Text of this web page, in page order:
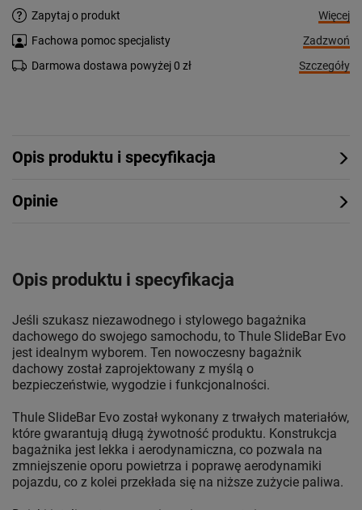
Zapytaj o produkt
Więcej
Fachowa pomoc specjalisty
Zadzwoń
Darmowa dostawa powyżej 0 zł
Szczegóły
Opis produktu i specyfikacja
Opinie
Opis produktu i specyfikacja
Jeśli szukasz niezawodnego i stylowego bagażnika
dachowego do swojego samochodu, to Thule SlideBar Evo
jest idealnym wyborem. Ten nowoczesny bagażnik
dachowy został zaprojektowany z myślą o
bezpieczeństwie, wygodzie i funkcjonalności.
Thule SlideBar Evo został wykonany z trwałych materiałów,
które gwarantują długą żywotność produktu. Konstrukcja
bagażnika jest lekka i aerodynamiczna, co pozwala na
zmniejszenie oporu powietrza i poprawę aerodynamiki
pojazdu, co z kolei przekłada się na niższe zużycie paliwa.